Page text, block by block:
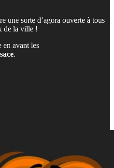
une sorte d’agora ouverte à tous
de la ville !
en avant les
.